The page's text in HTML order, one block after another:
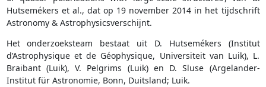
Hutsemékers et al., dat op 19 november 2014 in het tijdschrift
Astronomy & Astrophysicsverschijnt.
Het onderzoeksteam bestaat uit D. Hutsemékers (Institut
d’Astrophysique et de Géophysique, Universiteit van Luik), L.
Braibant (Luik), V. Pelgrims (Luik) en D. Sluse (Argelander-
Institut für Astronomie, Bonn, Duitsland; Luik.